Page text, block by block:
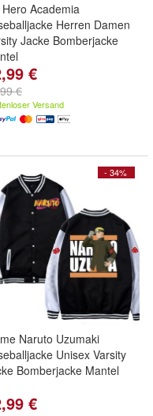
Hero Academia
Herren Damen
Jacke Bomberjacke
€
€
Versand
- 34%
Naruto Uzumaki
Unisex Varsity
Bomberjacke Mantel
€